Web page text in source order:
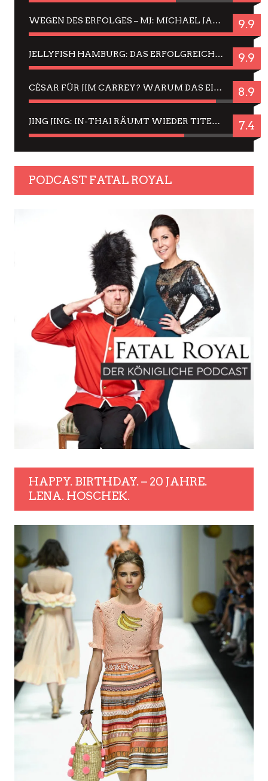
WEGEN DES ERFOLGES – MJ: MICHAEL JACKSON MUSICAL IN EINER MATINEE SEHEN 9.9
JELLYFISH HAMBURG: DAS ERFOLGREICHE SOMMER-MENÜ 2025 IN GEFÜHLEN UND BILDERN 9.9
CÉSAR FÜR JIM CARREY? WARUM DAS EINER DER NERVIGSTEN ACTORS IST UND BLEIBT 8.9
JING JING: IN-THAI RÄUMT WIEDER TITEL AB – EIN ZWEI-STUNDEN-ERLEBNISBERICHT 7.4
PODCAST FATAL ROYAL
HAPPY. BIRTHDAY. – 20 JAHRE.
LENA. HOSCHEK.